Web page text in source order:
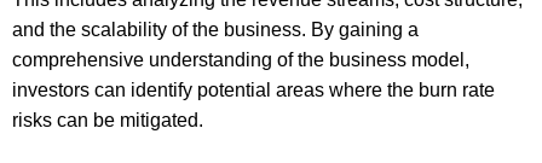
and the scalability of the business. By gaining a
comprehensive understanding of the business model,
investors can identify potential areas where the burn rate
risks can be mitigated.